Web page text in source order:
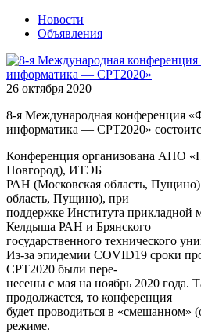
Новости
Объявления
26 октября 2020
8-я Международная конференция
информатика — CPT2020»
Конференция организована
Новгород), ИТЭБ
РАН (Московская область,
область, Пущино), при
поддержке Института
Келдыша РАН и Брянского
государственного технического
Из-за эпидемии COVID19 сроки
CPT2020 были пере-
несены с мая на ноябрь 2020 года.
продолжается, то конференция
будет проводиться в «смешанном»
режиме.